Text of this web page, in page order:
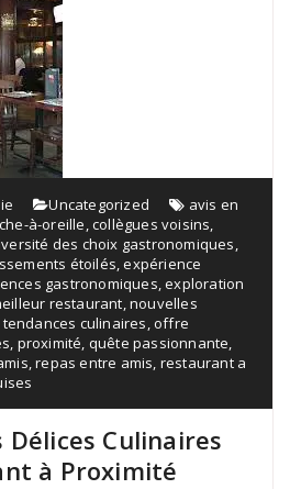
Uncategorized
avis en
à-oreille,collègues voisins,
des choix gastronomiques,
étoilés,expérience
gastronomiques,exploration
restaurant,nouvelles
culinaires,offre
, proximité, quête passionnante,
,repas entre amis, restaurant a
Délices Culinaires
à Proximité